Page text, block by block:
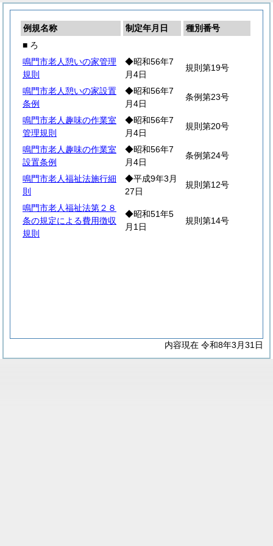
例規名称 制定年月日
種別番号
■ ろ
鳴門市老人憩いの家管理
規則
◆昭和56年7
月4日
規則第19号
鳴門市老人憩いの家設置
条例
◆昭和56年7
月4日
条例第23号
鳴門市老人趣味の作業室
管理規則
◆昭和56年7
月4日
規則第20号
鳴門市老人趣味の作業室
設置条例
◆昭和56年7
月4日
条例第24号
鳴門市老人福祉法施行細
則
◆平成9年3月
27日
規則第12号
鳴門市老人福祉法第２８
条の規定による費用徴収
規則
◆昭和51年5
月1日
規則第14号
内容現在 令和8年3月31日